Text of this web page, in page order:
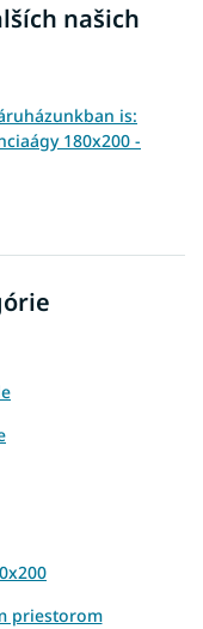
našich
is:
180x200 -
priestorom